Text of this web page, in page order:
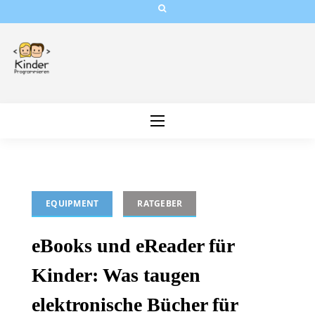
content
EQUIPMENT RATGEBER
eBooks und eReader für
Kinder: Was taugen
elektronische Bücher für